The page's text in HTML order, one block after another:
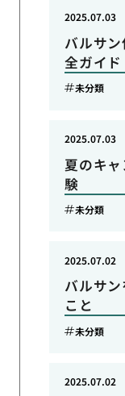
バルサ
全ガイド
2025.07.03
未分類
夏のキ
験
2025.07.03
未分類
バルサ
こと
2025.07.02
未分類
2025.07.02